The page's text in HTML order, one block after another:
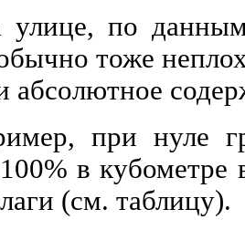
по данным
тоже
абсолютное
при нуле
в кубометре
(см. таблицу).